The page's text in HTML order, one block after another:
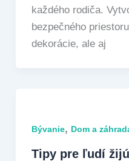
každého rodiča.
bezpečného
dekorácie, ale aj
Bývanie, Dom a
Tipy pre ľudí